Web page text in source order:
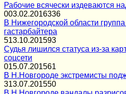
Рабочие всячески издеваются
003.02.2016336
В Нижегородской области
гастарбайтера
513.10.201593
Судья лишился статуса из-за
соцсети
015.07.201561
В Н.Новгороде экстремисты
313.07.201550